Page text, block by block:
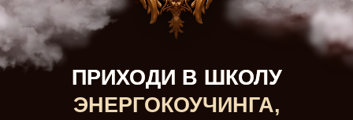
ПРИХОДИ В ШКОЛУ
ЭНЕРГОКОУЧИНГА,